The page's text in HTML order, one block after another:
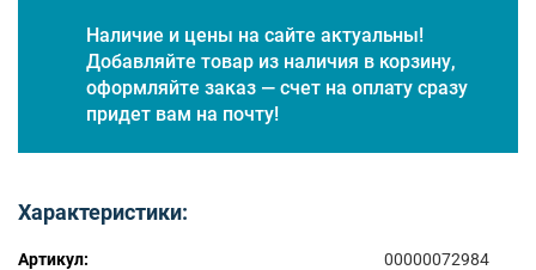
Наличие и цены на сайте актуальны!
Добавляйте товар из наличия в корзину,
оформляйте заказ — счет на оплату сразу
придет вам на почту!
Характеристики:
Артикул:
00000072984